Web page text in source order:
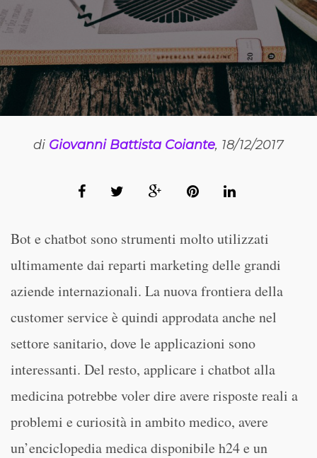
di Giovanni Battista Coiante, 18/12/2017
Bot e chatbot sono strumenti molto utilizzati
ultimamente dai reparti marketing delle grandi
aziende internazionali. La nuova frontiera della
customer service è quindi approdata anche nel
settore sanitario, dove le applicazioni sono
interessanti. Del resto, applicare i chatbot alla
medicina potrebbe voler dire avere risposte reali a
problemi e curiosità in ambito medico, avere
un’enciclopedia medica disponibile h24 e un